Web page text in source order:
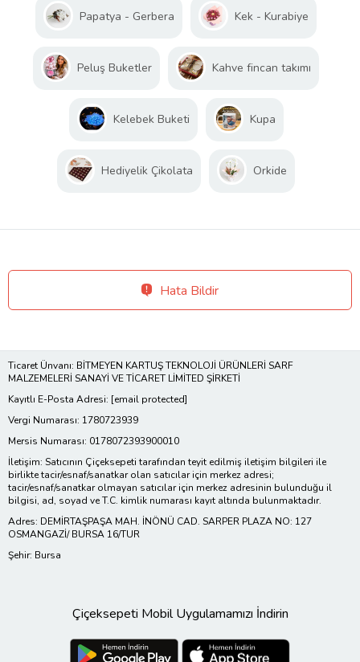
Papatya - Gerbera Kek - Kurabiye
Peluş Buketler Kahve fincan takımı
Kelebek Buketi Kupa
Hediyelik Çikolata Orkide
Hata Bildir
Ticaret Ünvanı: BİTMEYEN KARTUŞ TEKNOLOJİ ÜRÜNLERİ SARF
MALZEMELERİ SANAYİ VE TİCARET LİMİTED ŞİRKETİ
Kayıtlı E-Posta Adresi: [email protected]
Vergi Numarası: 1780723939
Mersis Numarası: 0178072393900010
İletişim: Satıcının Çiçeksepeti tarafından teyit edilmiş iletişim bilgileri ile
birlikte tacir/esnaf/sanatkar olan satıcılar için merkez adresi;
tacir/esnaf/sanatkar olmayan satıcılar için merkez adresinin bulunduğu il
bilgisi, ad, soyad ve T.C. kimlik numarası kayıt altında bulunmaktadır.
Adres: DEMİRTAŞPAŞA MAH. İNÖNÜ CAD. SARPER PLAZA NO: 127
OSMANGAZİ/ BURSA 16/TUR
Şehir: Bursa
Çiçeksepeti Mobil Uygulamamızı İndirin